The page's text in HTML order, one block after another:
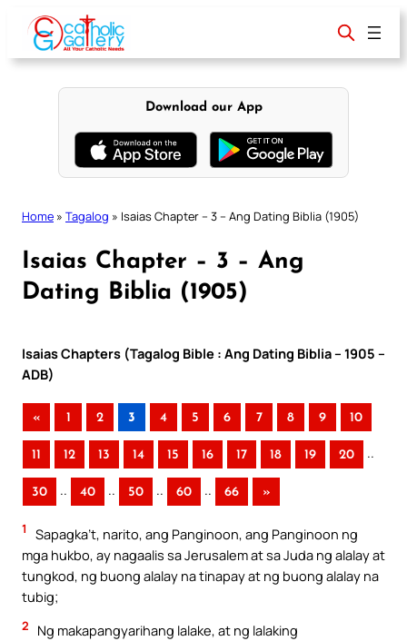
content
Download our App
Home » Tagalog » Isaias Chapter – 3 – Ang Dating Biblia (1905)
Isaias Chapter – 3 – Ang
Dating Biblia (1905)
Isaias Chapters (Tagalog Bible : Ang Dating Biblia – 1905 –
ADB)
« 1 2 3 4 5 6 7 8 9 10
11 12 13 14 15 16 17 18 19 20 ..
30 .. 40 .. 50 .. 60 .. 66 »
1
Sapagka’t, narito, ang Panginoon, ang Panginoon ng
mga hukbo, ay nagaalis sa Jerusalem at sa Juda ng alalay at
tungkod, ng buong alalay na tinapay at ng buong alalay na
tubig;
2
Ng makapangyarihang lalake, at ng lalaking